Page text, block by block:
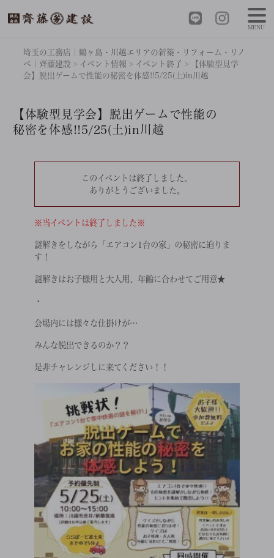
埼玉の工務店｜鶴ヶ島・川越エリアの新築・リフォーム・リノ
ベ｜齊藤建設 > イベント情報 > イベント終了 >
【体験型見学
会】脱出ゲームで性能の秘密を体感!!5/25(土)in川越
【体験型見学会】脱出ゲームで性能の
秘密を体感!!5/25(土)in川越
このイベントは終了しました。
ありがとうございました。
※当イベントは終了しました※
謎解きをしながら「エアコン1台の家」
の秘密に迫りま
す！
謎解きは お子様用と大人用、 年齢に合わせてご用意★
・
会場内には様々な仕掛けが…
みんな脱出できるのか？？
是非チャレンジしに来てください！！
MENU